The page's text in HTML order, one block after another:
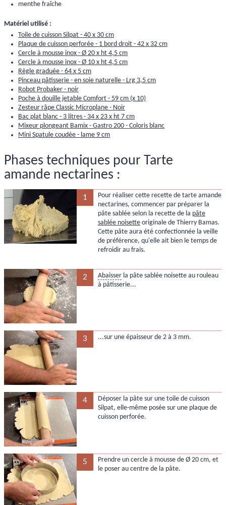
menthe fraîche
Matériel utilisé :
Toile de cuisson Silpat - 40 x 30 cm
Plaque de cuisson perforée - 1 bord droit - 42 x 32 cm
Cercle à mousse inox - Ø 20 x ht 4,5 cm
Cercle à mousse inox - Ø 10 x ht 4,5 cm
Règle graduée - 64 x 5 cm
Pinceau pâtisserie - en soie naturelle - Lrg 3,5 cm
Robot Probaker - noir
Poche à douille jetable Comfort - 59 cm (x 10)
Zesteur râpe Classic Microplane - Noir
Bac plat blanc - 3 litres - 34 x 23 x ht 7 cm
Mixeur plongeant Bamix - Gastro 200 - Coloris blanc
Mini Spatule coudée - lame 9 cm
Phases techniques pour Tarte
amande nectarines :
1
Pour réaliser cette recette de tarte amande
nectarines, commencer par préparer la
pâte sablée selon la recette de la pâte
sablée noisetteoriginale de Thierry Bamas.
Cette pâte aura été confectionnée la veille
de préférence, qu'elle ait bien le temps de
refroidir au frais.
2 Abaisserla pâte sablée noisette au rouleau
à pâtisserie...
3 ...sur une épaisseur de 2 à 3 mm.
4
Déposer la pâte sur une toile de cuisson
Silpat, elle-même posée sur une plaque de
cuisson perforée.
5
Prendre un cercle à mousse de Ø 20 cm, et
le poser au centre de la pâte.